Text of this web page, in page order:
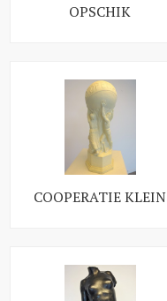
OPSCHIK
COOPERATIE KLEIN